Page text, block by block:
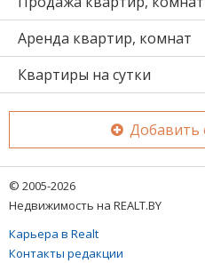
Аренда квартир, комнат
Квартиры на сутки
Добавить
© 2005-2026
Недвижимость на REALT.BY
Карьера в Realt
Контакты редакции